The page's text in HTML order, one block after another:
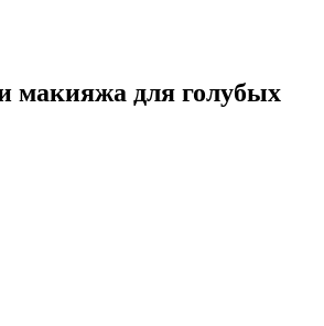
макияжа для голубых